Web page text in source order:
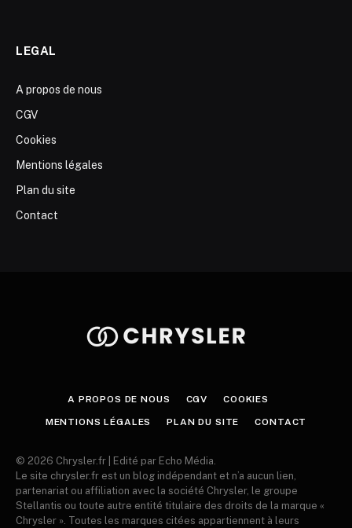
LEGAL
A propos de nous
CGV
Cookies
Mentions légales
Plan du site
Contact
A PROPOS DE NOUS CGV COOKIES
MENTIONS LÉGALES PLAN DU SITE CONTACT
© 2026 Chrysler.fr | Edité par Echo Média.
Le site chrysler.fr est un blog indépendant et n’a aucun lien,
partenariat ou affiliation avec la société Chrysler, le groupe
Stellantis ou toute autre entité titulaire des droits de la marque «
Chrysler ». Toutes les marques citées appartiennent à leurs